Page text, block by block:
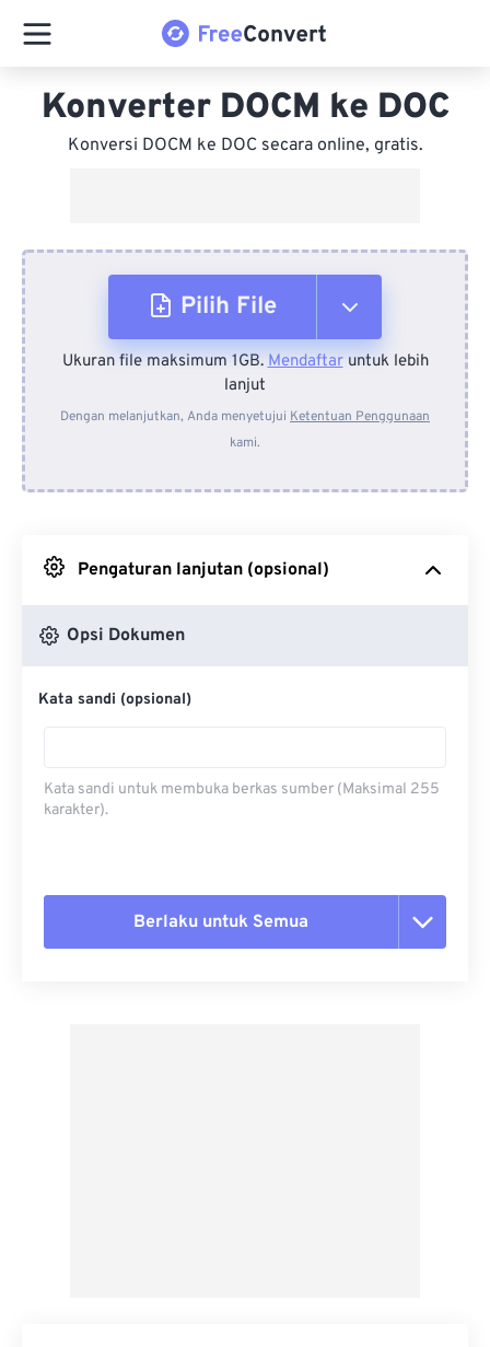
Konverter DOCM ke DOC
Konversi DOCM ke DOC secara online, gratis.
Pilih File
Dari Perangkat
Dari Dropbox
Ukuran file maksimum 1GB.Mendaftaruntuk lebih
lanjut
Dengan melanjutkan, Anda menyetujui Ketentuan Penggunaan
kami.
Pengaturan lanjutan (opsional)
Opsi Dokumen
Kata sandi (opsional)
Kata sandi untuk membuka berkas sumber (Maksimal 255
karakter).
Berlaku untuk Semua